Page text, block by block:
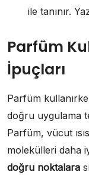
ile tanınır.
Parfüm
İpuçları
Parfüm
doğru uygulama
Parfüm, vücut
molekülleri daha
doğru noktalara